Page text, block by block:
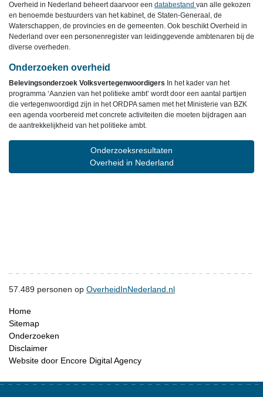
Overheid in Nederland beheert daarvoor een databestand van alle gekozen
en benoemde bestuurders van het kabinet, de Staten-Generaal, de
Waterschappen, de provincies en de gemeenten. Ook beschikt Overheid in
Nederland over een personenregister van leidinggevende ambtenaren bij de
diverse overheden.
Onderzoeken overheid
Belevingsonderzoek Volksvertegenwoordigers In het kader van het
programma ‘Aanzien van het politieke ambt’ wordt door een aantal partijen
die vertegenwoordigd zijn in het ORDPA samen met het Ministerie van BZK
een agenda voorbereid met concrete activiteiten die moeten bijdragen aan
de aantrekkelijkheid van het politieke ambt.
Onderzoeksresultaten
Overheid in Nederland
57.489 personen op OverheidInNederland.nl
Home
Sitemap
Onderzoeken
Disclaimer
Website door Encore Digital Agency